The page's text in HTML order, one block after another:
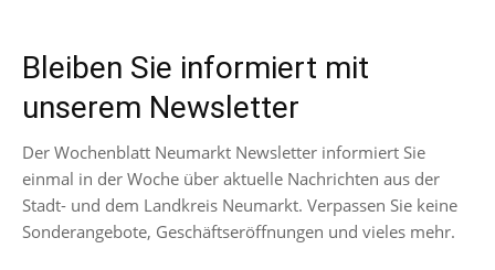
Bleiben Sie informiert mit
unserem Newsletter
Der Wochenblatt Neumarkt Newsletter informiert Sie
einmal in der Woche über aktuelle Nachrichten aus der
Stadt- und dem Landkreis Neumarkt. Verpassen Sie keine
Sonderangebote, Geschäftseröffnungen und vieles mehr.